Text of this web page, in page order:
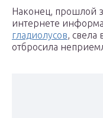
Наконец, прошлой
интернете
гладиолусов, свела
отбросила